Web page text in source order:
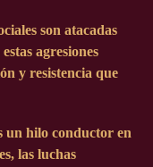
son atacadas
agresiones
y resistencia que
un hilo conductor en
las luchas